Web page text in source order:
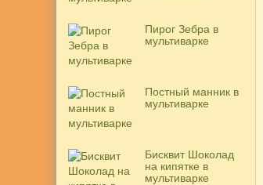
Пирог Зебра в
мультиварке
Постный манник в
мультиварке
Бисквит Шоколад
на кипятке в
мультиварке